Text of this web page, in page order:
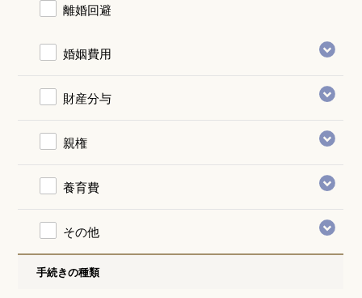
離婚回避
婚姻費用
財産分与
親権
養育費
その他
手続きの種類